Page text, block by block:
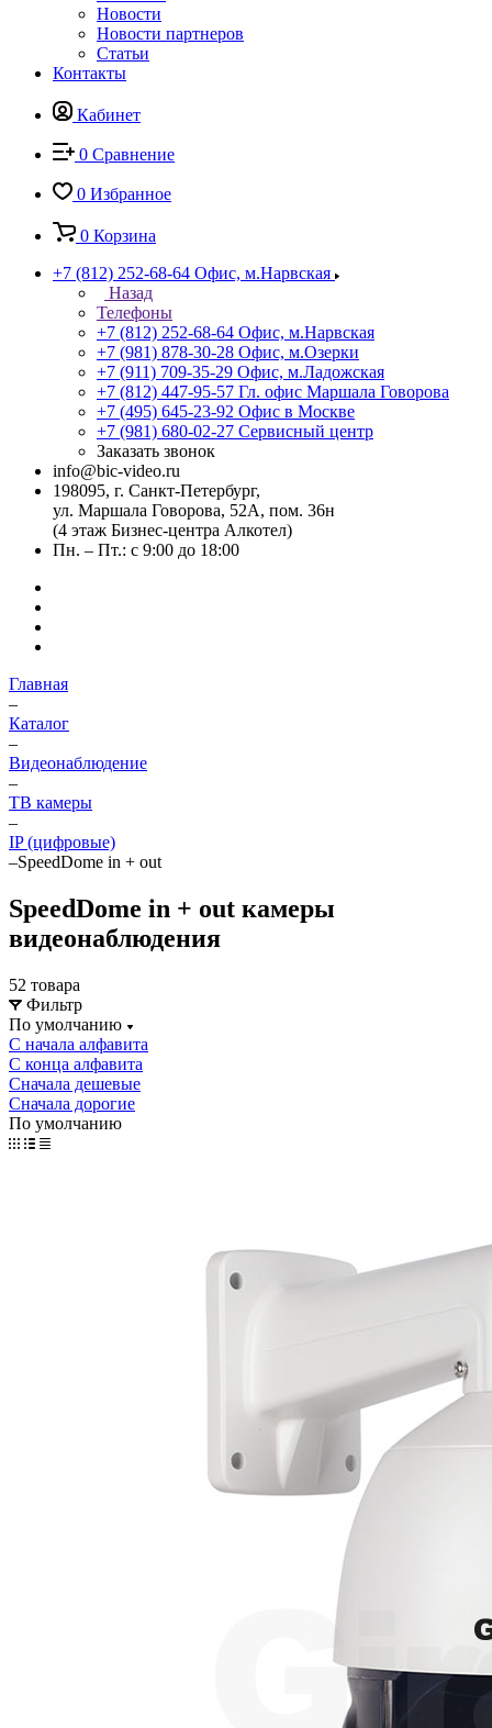
Новости
Новости партнеров
Статьи
Контакты
Кабинет
0 Сравнение
0 Избранное
0 Корзина
+7 (812) 252-68-64 Офис, м.Нарвская
Назад
Телефоны
+7 (812) 252-68-64 Офис, м.Нарвская
+7 (981) 878-30-28 Офис, м.Озерки
+7 (911) 709-35-29 Офис, м.Ладожская
+7 (812) 447-95-57 Гл. офис Маршала Говорова
+7 (495) 645-23-92 Офис в Москве
+7 (981) 680-02-27 Сервисный центр
Заказать звонок
info@bic-video.ru
198095, г. Санкт-Петербург,
ул. Маршала Говорова, 52А, пом. 36н
(4 этаж Бизнес-центра Алкотел)
Пн. – Пт.: с 9:00 до 18:00
Главная
–
Каталог
–
Видеонаблюдение
–
ТВ камеры
–
IP (цифровые)
–SpeedDome in + out
SpeedDome in + out камеры
видеонаблюдения
52 товара
Фильтр
По умолчанию
С начала алфавита
С конца алфавита
Сначала дешевые
Сначала дорогие
По умолчанию